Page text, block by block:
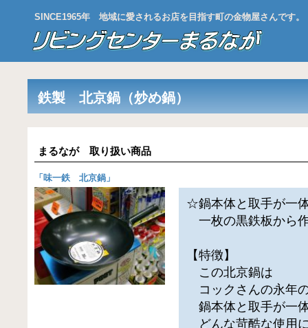
SINCE1965年 地域に愛されるお店を目指す町の金物屋さんです。
鉄製 北京鍋（炒め鍋）
まるなが 取り扱い商品
「 味一鉄 北京鍋 」
☆鍋本体と取手が一
一枚の黒鉄板から
【特徴】
この北京鍋は
コックさんの永年
鍋本体と取手が一
どんな苛酷な使用